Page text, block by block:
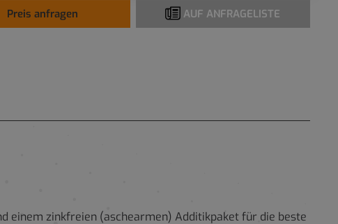
Preis anfragen AUF ANFRAGELISTE
einem zinkfreien (aschearmen) Additikpaket für die beste